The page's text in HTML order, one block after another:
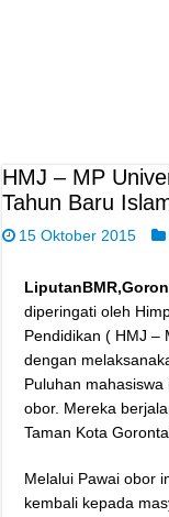
HMJ – MP
Tahun Baru
15 Oktober 2015
diperingati oleh
Pendidikan ( HMJ –
dengan
Puluhan
obor. Mereka
Taman Kota
Melalui Pawai obor
kembali kepada